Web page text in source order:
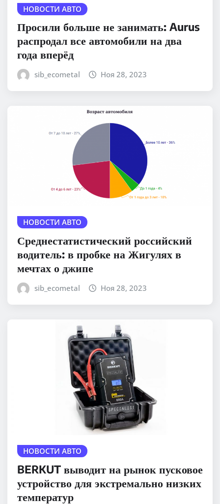
НОВОСТИ АВТО
Просили больше не занимать: Aurus
распродал все автомобили на два
года вперёд
sib_ecometal Ноя 28, 2023
НОВОСТИ АВТО
Среднестатистический российский
водитель: в пробке на Жигулях в
мечтах о джипе
sib_ecometal Ноя 28, 2023
НОВОСТИ АВТО
BERKUT выводит на рынок пусковое
устройство для экстремально низких
температур